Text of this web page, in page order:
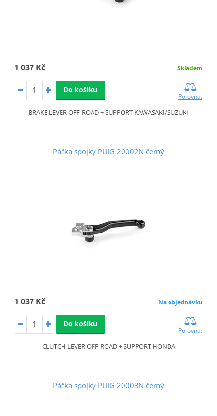
1 037 Kč Skladem
Do košíku
Porovnat
BRAKE LEVER OFF-ROAD + SUPPORT KAWASAKI/SUZUKI
Páčka spojky PUIG 20002N černý
1 037 Kč Na objednávku
Do košíku
Porovnat
CLUTCH LEVER OFF-ROAD + SUPPORT HONDA
Páčka spojky PUIG 20003N černý